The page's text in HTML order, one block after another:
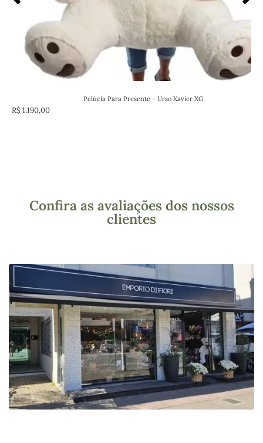
Pelúcia Para Presente – Urso Xavier XG
R$1.190,00
Confira as avaliações dos nossos
clientes